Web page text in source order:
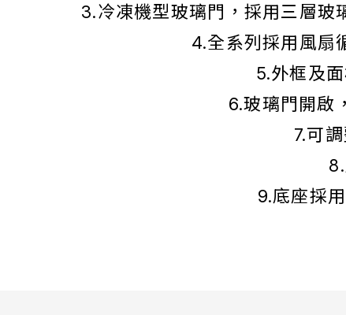
3.冷凍機型玻璃門，採用三層玻
4.全系列採用風扇
5.外框及
6.玻璃門開啟
7.可
9.底座採